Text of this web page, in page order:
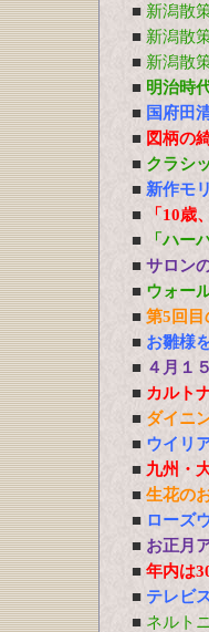
■ 新潟散
■ 新潟散
■ 新潟散
■ 明治時
■ 国府田
■ 図柄の
■ クラシ
■ 新作モ
■
「10
■
「ハ
■ サロン
■ ウォー
■ 第5回目
■ お雛様
■ ４月１
■ カルト
■ ダイニ
■ ウイリ
■ 九州・
■ 生花の
■ ローズ
■ お正月
■ 年内は
■ テレビ
■ ネルト